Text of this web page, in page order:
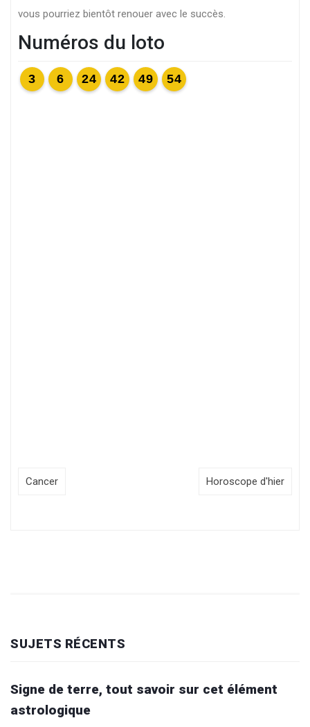
vous pourriez bientôt renouer avec le succès.
Numéros du loto
3 6 24 42 49 54
Cancer Horoscope d'hier
SUJETS RÉCENTS
Signe de terre, tout savoir sur cet élément
astrologique